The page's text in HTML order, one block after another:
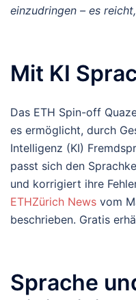
einzudringen – es
Mit KI
Das ETH Spin-​off
es ermöglicht, durch
Intelligenz (KI)
passt sich den
und korrigiert ihre
ETHZürich News vom
beschrieben. Gratis
Sprache